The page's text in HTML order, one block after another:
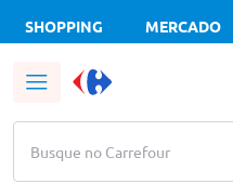
SHOPPING MERCADO
Busque no Carrefour